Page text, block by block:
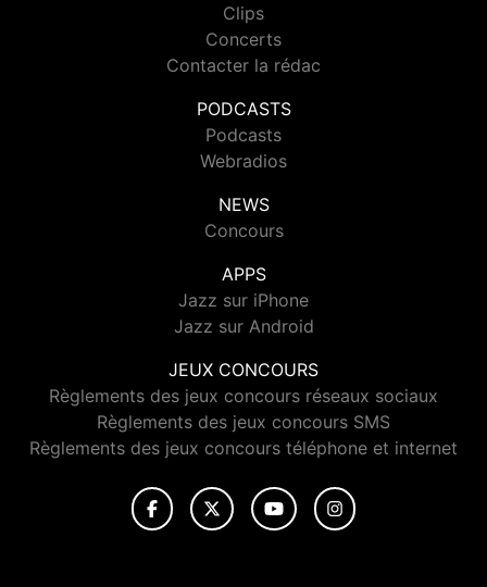
Clips
Concerts
Contacter la rédac
PODCASTS
Podcasts
Webradios
NEWS
Concours
APPS
Jazz sur iPhone
Jazz sur Android
JEUX CONCOURS
Règlements des jeux concours réseaux sociaux
Règlements des jeux concours SMS
Règlements des jeux concours téléphone et internet